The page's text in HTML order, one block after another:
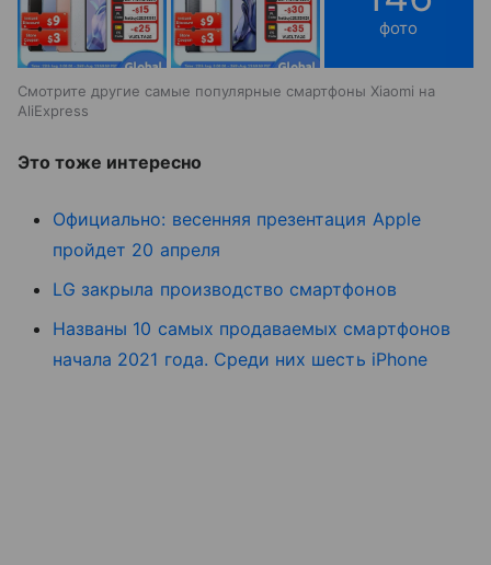
фото
Смотрите другие самые популярные смартфоны Xiaomi на
AliExpress
Это тоже интересно
Официально: весенняя презентация Apple
пройдет 20 апреля
LG закрыла производство смартфонов
Названы 10 самых продаваемых смартфонов
начала 2021 года. Среди них шесть iPhone